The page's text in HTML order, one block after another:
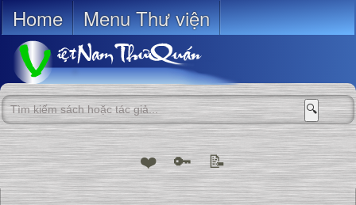
Home Menu Thư viện
🔍
❤️ 🔑 📝